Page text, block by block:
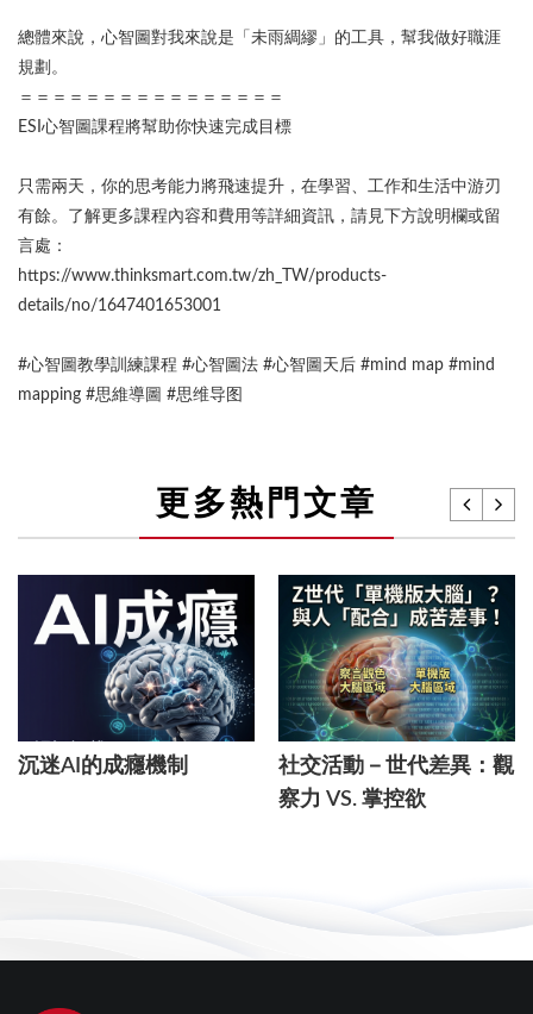
總體來說，心智圖對我來說是「未雨綢繆」的工具，幫我做好職涯
規劃。
＝＝＝＝＝＝＝＝＝＝＝＝＝＝＝＝
ESI心智圖課程將幫助你快速完成目標
只需兩天，你的思考能力將飛速提升，在學習、工作和生活中游刃
有餘。了解更多課程內容和費用等詳細資訊，請見下方說明欄或留
言處：
https://www.thinksmart.com.tw/zh_TW/products-
details/no/1647401653001
#心智圖教學訓練課程 #心智圖法 #心智圖天后 #mind map #mind
mapping #思維導圖 #思维导图
更多熱門文章
沉迷AI的成癮機制
社交活動－世代差異：觀
察力 VS. 掌控欲